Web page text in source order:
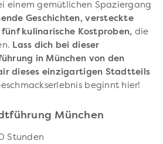
einem gemütlichen Spaziergang
Geschichten, versteckte
kulinarische Kostproben, die
Lass dich bei dieser
in München von den
dieses einzigartigen Stadtteils
beginnt hier!
München
Stunden